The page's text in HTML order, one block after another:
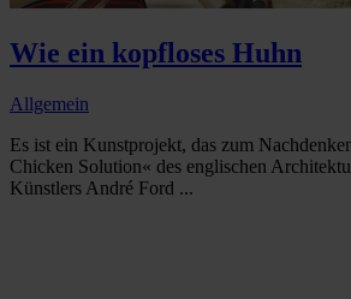
Wie ein kopfloses Huhn
Allgemein
Es ist ein Kunstprojekt, das zum
Chicken Solution« des englischen
Künstlers André Ford ...